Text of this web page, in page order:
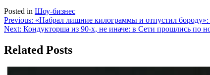
Posted in Шоу-бизнес
Навигация
по
записям
Previous: «Набрал лишние килограммы и отпустил
Next: Кондукторша из 90-х, не иначе: в Сети прошлись по
Related Posts